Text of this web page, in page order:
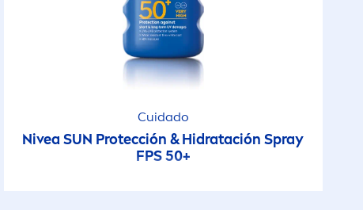
Cuidado
NiveaSUN Protección & Hidratación Spray
FPS 50+